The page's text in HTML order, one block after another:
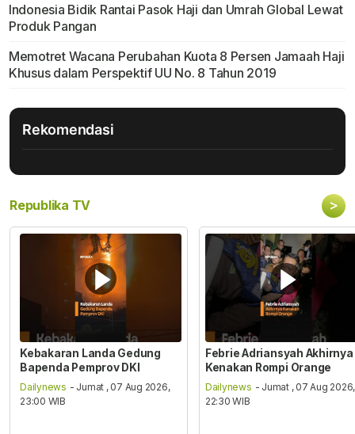
Indonesia Bidik Rantai Pasok Haji dan Umrah Global Lewat
Produk Pangan
Memotret Wacana Perubahan Kuota 8 Persen Jamaah Haji
Khusus dalam Perspektif UU No. 8 Tahun 2019
Rekomendasi
Republika TV >
Kebakaran Landa Gedung
Bapenda Pemprov DKI
Dailynews - Jumat , 07 Aug 2026,
23:00 WIB
Febrie Adriansyah Akhirnya
Kenakan Rompi Orange
Dailynews - Jumat , 07 Aug 2026,
22:30 WIB